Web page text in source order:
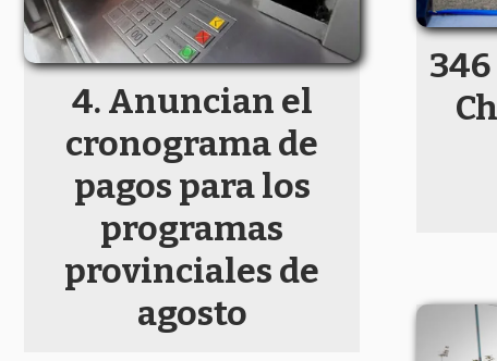
Anuncian el
cronograma de
pagos para los
programas
provinciales de
agosto